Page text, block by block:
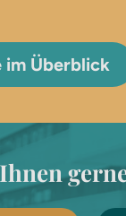
im Überblick